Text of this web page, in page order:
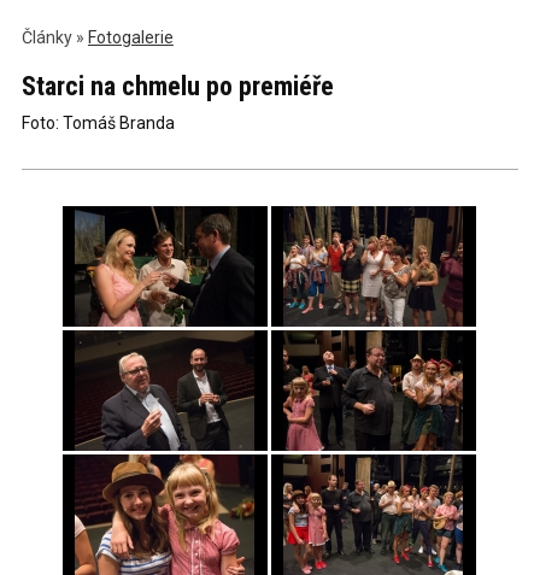
Články » Fotogalerie
Starci na chmelu po premiéře
Foto: Tomáš Branda